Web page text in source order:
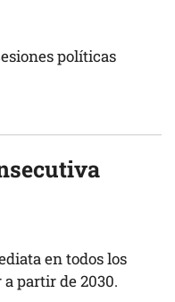
políticas
en todos los
partir de 2030.